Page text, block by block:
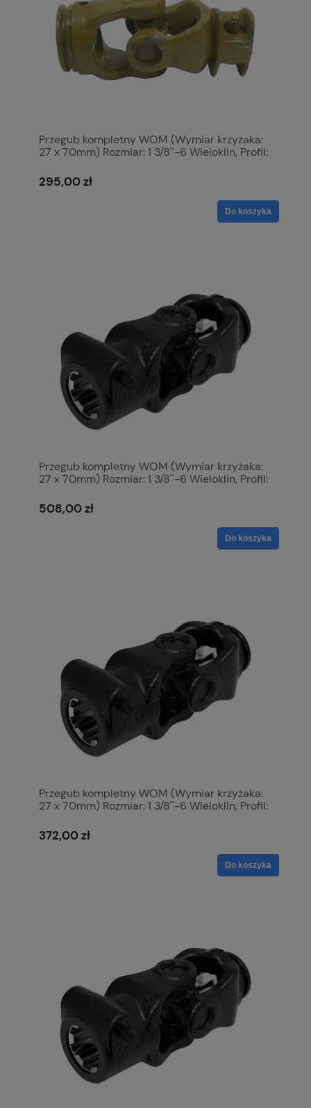
Przegub kompletny WOM (Wymiar krzyżaka:
27 x 70mm) Rozmiar: 1 3/8''-6 Wieloklin, Profil:
Referencyjny: 1. S.6427
295,00 zł
Do koszyka
Przegub kompletny WOM (Wymiar krzyżaka:
27 x 70mm) Rozmiar: 1 3/8''-6 Wieloklin, Profil:
Referencyjny: 12505. S.6402
508,00 zł
Do koszyka
Przegub kompletny WOM (Wymiar krzyżaka:
27 x 70mm) Rozmiar: 1 3/8''-6 Wieloklin, Profil:
Referencyjny: 12508. S.6410
372,00 zł
Do koszyka